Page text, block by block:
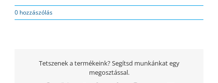
0 hozzászólás
Tetszenek a termékeink? Segítsd munkánkat egy
megosztással.